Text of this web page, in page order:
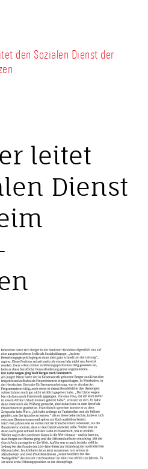
den Sozialen Dienst der
leitet
Dienst